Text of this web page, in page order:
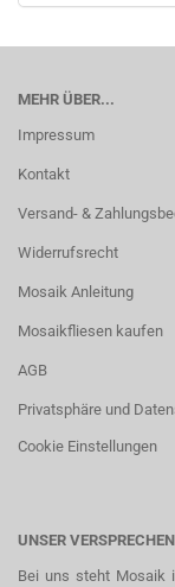
MEHR ÜBER...
Impressum
Kontakt
Versand- &
Widerrufsrecht
Mosaik Anleitung
Mosaikfliesen kaufen
AGB
Privatsphäre und
Cookie Einstellungen
UNSER
Bei uns steht Mosaik